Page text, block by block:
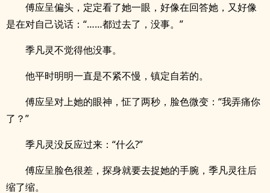
傅应呈偏头，定定看了她一眼，好像在回答她，又好像
是在对自己说话：“……都过去了，没事。”
季凡灵不觉得他没事。
他平时明明一直是不紧不慢，镇定自若的。
傅应呈对上她的眼神，怔了两秒，脸色微变：“我弄痛你
了？”
季凡灵没反应过来：“什么?”
傅应呈脸色很差，探身就要去捉她的手腕，季凡灵往后
缩了缩。